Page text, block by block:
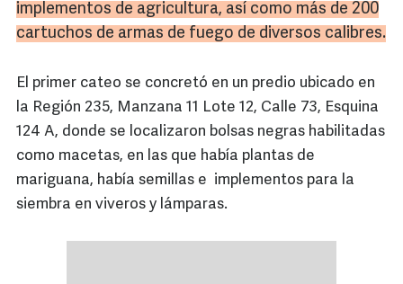
implementos de agricultura, así como más de 200
cartuchos de armas de fuego de diversos calibres.
El primer cateo se concretó en un predio ubicado en
la Región 235, Manzana 11 Lote 12, Calle 73, Esquina
124 A, donde se localizaron bolsas negras habilitadas
como macetas, en las que había plantas de
mariguana, había semillas e implementos para la
siembra en viveros y lámparas.